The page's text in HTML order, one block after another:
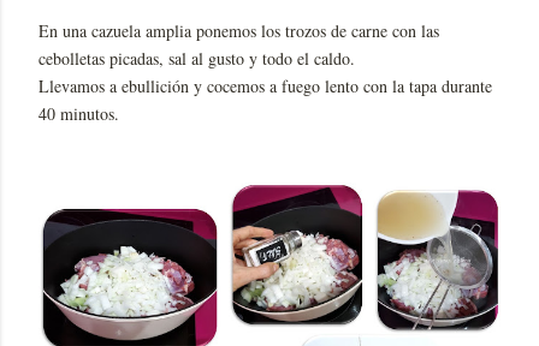
En una cazuela amplia ponemos los trozos de carne con las
cebolletas picadas, sal al gusto y todo el caldo.
Llevamos a ebullición y cocemos a fuego lento con la tapa durante
40 minutos.